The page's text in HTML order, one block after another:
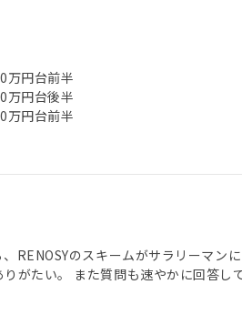
万円台前半
万円台後半
万円台前半
RENOSYのスキームがサラリーマン
がたい。 また質問も速やかに回答し